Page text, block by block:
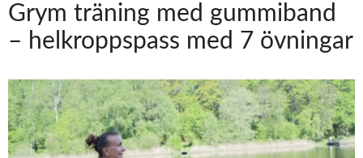
Grym träning med gummiband
– helkroppspass med 7 övningar